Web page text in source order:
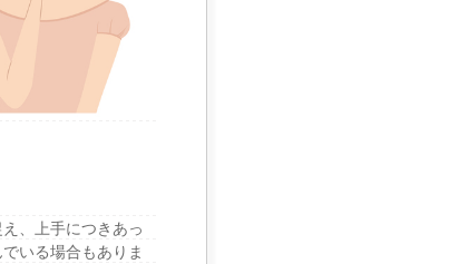
、上手につきあっ
いる場合もありま